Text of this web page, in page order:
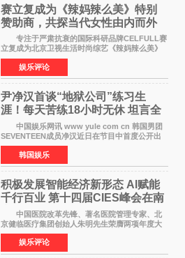
赛立复成为《辣妈辣么美》特别
赞助商，共探当代女性由内而外
活力美
专注于严肃抗衰的国际科研品牌CELFULL赛
立复成为北京卫视生活时尚综艺《辣妈辣么美》
的特别赞助商,明星辣妈袁咏仪倾情参与，向广大
都市女性传递健康生活新主张，寄语当代女性在
家庭与自我之间
娱乐评论
尹净汉首谈“地狱公司”练习生
涯！每天苦练18小时无休 坦言全
靠成员撑过来
中国娱乐网讯 www yule com cn 韩国男团
SEVENTEEN成员净汉近日在节目中首度公开出
道前的残酷练习生经历，并提及经纪公司Pledis
娱乐，引发广泛关注。 在8月2日播出的日本
TBS综艺节目《周
韩国娱乐
积极发展智能经济新形态 Al赋能
千行百业 第十四届CIES峰会在南
京盛大召开
中国医院改革先锋、著名医院管理专家、北
京健临医疗集团创始人朱明先生荣膺两项年度大
奖 2026年7月31日，盛夏金陵，长江之畔，
以重落地·真务实·强链接为主题的2026&lsquo;人
工智能+&rsquo
娱乐评论